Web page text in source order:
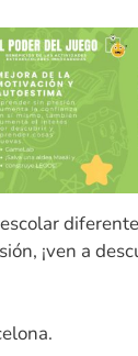
¡ven a